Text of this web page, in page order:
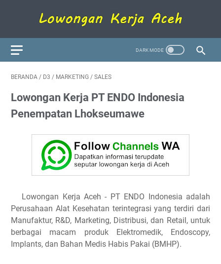
BERANDA / D3 / MARKETING / SALES
Lowongan Kerja PT ENDO Indonesia
Penempatan Lhokseumawe
Lowongan Kerja Aceh - PT ENDO Indonesia adalah
Perusahaan Alat Kesehatan terintegrasi yang terdiri dari
Manufaktur, R&D, Marketing, Distribusi, dan Retail, untuk
berbagai macam produk Elektromedik, Endoscopy,
Implants, dan Bahan Medis Habis Pakai (BMHP).